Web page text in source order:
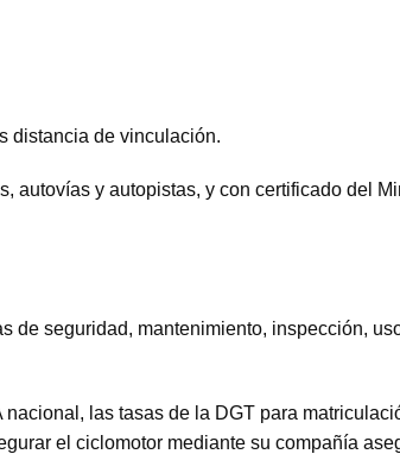
distancia de vinculación.
autovías y autopistas, y con certificado del
de seguridad, mantenimiento, inspección,
las tasas de la DGT para
el ciclomotor mediante su compañía